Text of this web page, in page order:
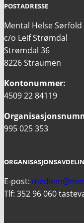
POSTADRESSE
Mental Helse Sørfold
c/o Leif Strømdal
Strømdal 36
8226 Straumen
Kontonummer:
4509 22 84119
995 025 353
E-post:
Tlf: 352 96 060